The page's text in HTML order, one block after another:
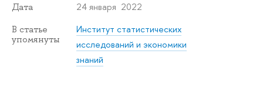
Дата 24 января 2022
В статье
упомянуты
Институт статистических
исследований и экономики
знаний